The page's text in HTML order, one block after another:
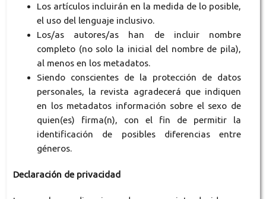
Los artículos incluirán en la medida de lo posible,
el uso del lenguaje inclusivo.
Los/as autores/as han de incluir nombre
completo (no solo la inicial del nombre de pila),
al menos en los metadatos.
Siendo conscientes de la protección de datos
personales, la revista agradecerá que indiquen
en los metadatos información sobre el sexo de
quien(es) firma(n), con el fin de permitir la
identificación de posibles diferencias entre
géneros.
Declaración de privacidad